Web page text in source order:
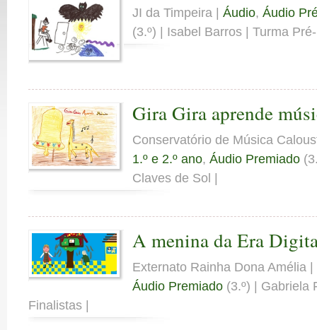
JI da Timpeira |Áudio,Áudio
(3.º) | Isabel Barros | Turma
Gira Gira aprende
Conservatório de Música
1.º e 2.º ano,Áudio Premiado
Claves de Sol |
A menina da Era
Externato Rainha Dona Amélia |
Áudio Premiado (3.º) | Gabriela
Finalistas |